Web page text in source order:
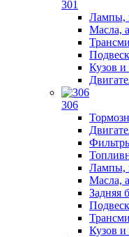
301
Лампы,
Масла,
Кузов и
306
Лампы,
Масла,
Задняя
Кузов и